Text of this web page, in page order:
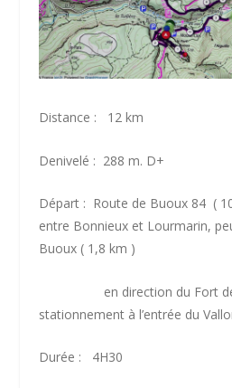
Distance : 12 km
Denivelé : 288 m. D+
Départ : Route de Buoux 84 (
entre Bonnieux et Lourmarin,
Buoux ( 1,8 km )
en direction du Fort de
stationnement à l’entrée du
Durée : 4H30